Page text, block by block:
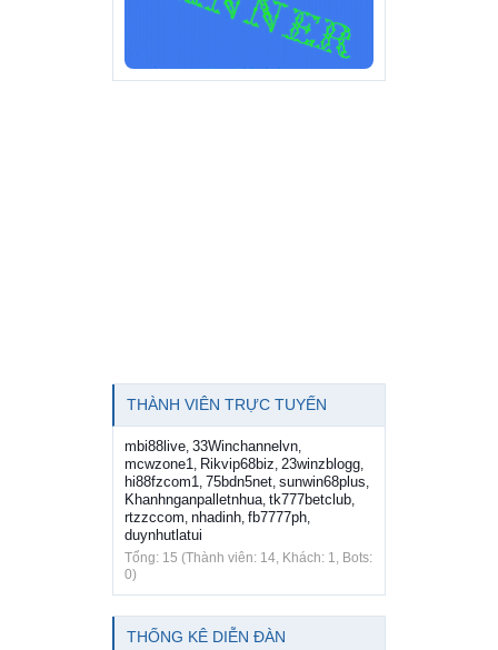
THÀNH VIÊN TRỰC TUYẾN
mbi88live, 33Winchannelvn,
mcwzone1, Rikvip68biz, 23winzblogg,
hi88fzcom1, 75bdn5net, sunwin68plus,
Khanhnganpalletnhua, tk777betclub,
rtzzccom, nhadinh, fb7777ph,
duynhutlatui
Tổng: 15 (Thành viên: 14, Khách: 1, Bots:
0)
THỐNG KÊ DIỄN ĐÀN